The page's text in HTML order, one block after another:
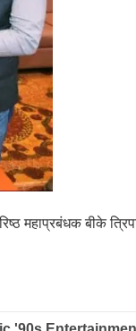
महाप्रबंधक बीके